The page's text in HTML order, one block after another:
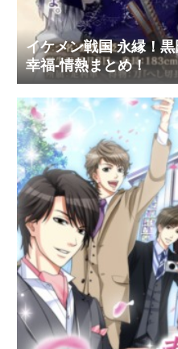
イケメン戦国 永縁！
幸福-情熱まとめ！